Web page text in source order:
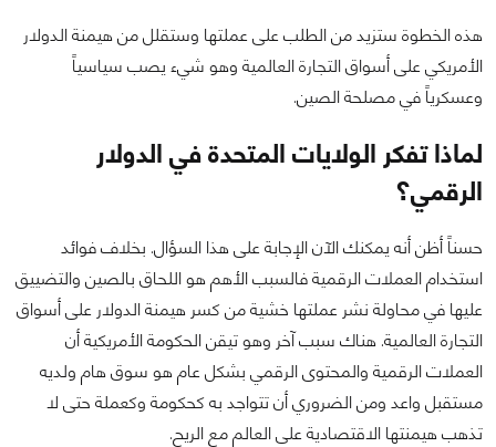
هذه الخطوة ستزيد من الطلب على عملتها وستقلل من هيمنة الدولار
الأمريكي على أسواق التجارة العالمية وهو شيء يصب سياسياً
وعسكرياً في مصلحة الصين.
لماذا تفكر الولايات المتحدة في الدولار
الرقمي؟
حسناً أظن أنه يمكنك الآن الإجابة على هذا السؤال. بخلاف فوائد
استخدام العملات الرقمية فالسبب الأهم هو اللحاق بالصين والتضييق
عليها في محاولة نشر عملتها خشية من كسر هيمنة الدولار على أسواق
التجارة العالمية. هناك سبب آخر وهو تيقن الحكومة الأمريكية أن
العملات الرقمية والمحتوى الرقمي بشكل عام هو سوق هام ولديه
مستقبل واعد ومن الضروري أن تتواجد به كحكومة وكعملة حتى لا
تذهب هيمنتها الاقتصادية على العالم مع الريح.